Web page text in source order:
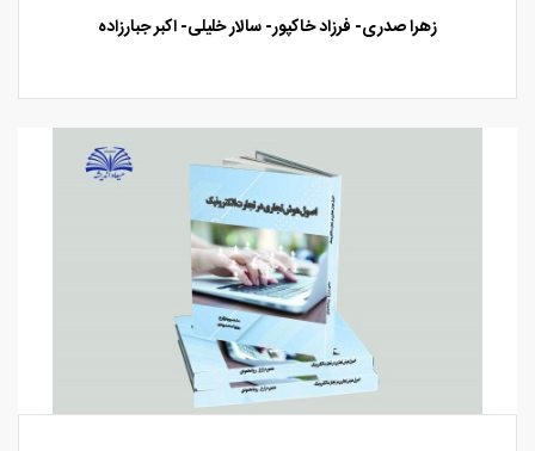
زهرا صدری- فرزاد خاکپور- سالار خلیلی- اکبر جبارزاده